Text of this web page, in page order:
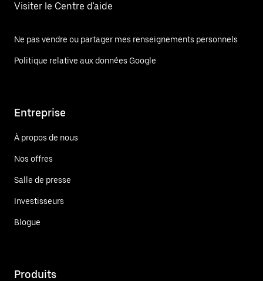
Visiter le Centre d'aide
Ne pas vendre ou partager mes renseignements personnels
Politique relative aux données Google
Entreprise
À propos de nous
Nos offres
Salle de presse
Investisseurs
Blogue
Produits